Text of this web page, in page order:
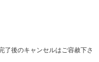
了後のキャンセルはご容赦下さ